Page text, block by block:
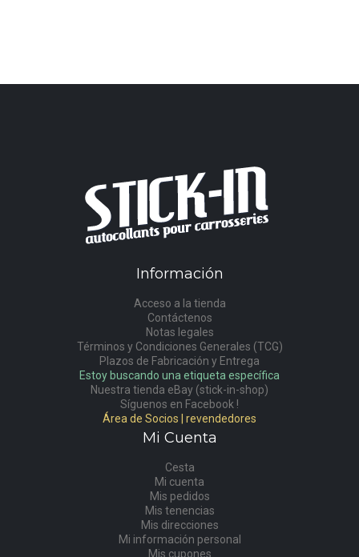
Información
Acceso a la tienda
Contáctenos
Notas legales
Términos y Condiciones Generales (TCG)
Plazos de Fabricación y Entrega
Estoy buscando una etiqueta específica
Nuestra tienda eBay (stick-in-shop)
Síguenos en Facebook !
Área de Socios | revendedores
Mi Cuenta
Cesta
Mi cuenta
Mis pedidos
Mis tenencias
Mis direcciones
Mi información personal
Mis cupones